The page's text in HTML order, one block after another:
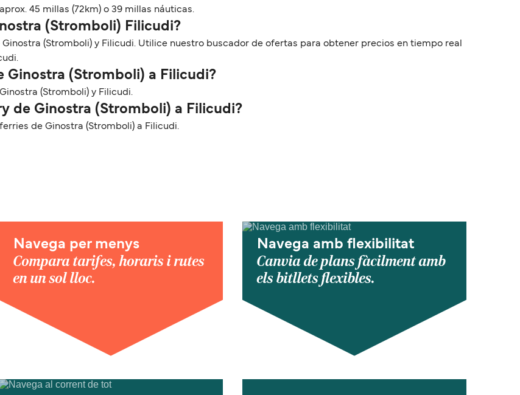
45 millas (72km) o 39 millas náuticas.
(Stromboli) Filicudi?
(Stromboli) y Filicudi. Utilice nuestro buscador de ofertas para obtener precios en tiempo real
Ginostra (Stromboli) a Filicudi?
(Stromboli) y Filicudi.
de Ginostra (Stromboli) a Filicudi?
de Ginostra (Stromboli) a Filicudi.
Navega per menys
Compara tarifes, horaris i rutes
en un sol lloc.
Navega amb flexibilitat
Canvia de plans fàcilment amb
els bitllets flexibles.